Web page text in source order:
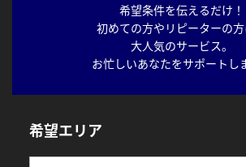
希望条件を伝えるだけ！
初めての方やリピーターの
大人気のサービス。
お忙しいあなたをサポートし
希望エリア